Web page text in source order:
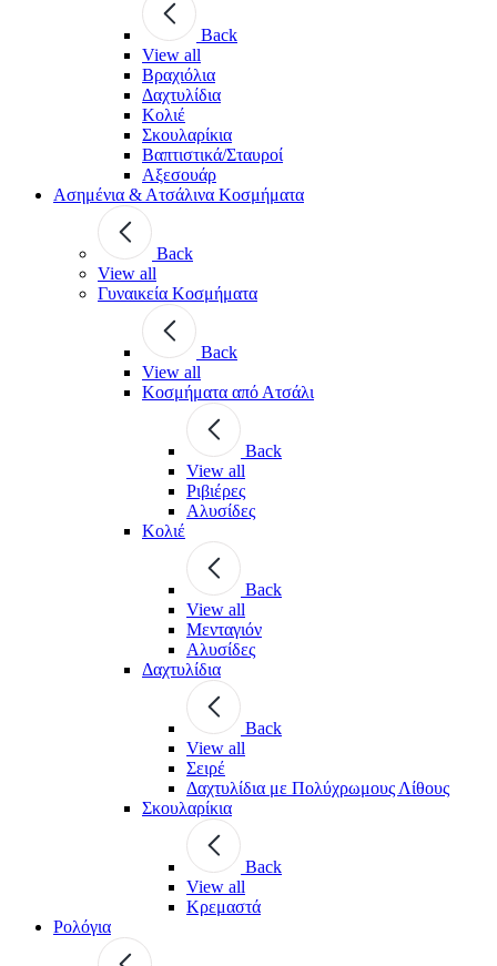
Back
View all
Βραχιόλια
Δαχτυλίδια
Κολιέ
Σκουλαρίκια
Βαπτιστικά/Σταυροί
Αξεσουάρ
Ασημένια & Ατσάλινα Κοσμήματα
Back
View all
Γυναικεία Κοσμήματα
Back
View all
Κοσμήματα από Ατσάλι
Back
View all
Ριβιέρες
Αλυσίδες
Κολιέ
Back
View all
Μενταγιόν
Αλυσίδες
Δαχτυλίδια
Back
View all
Σειρέ
Δαχτυλίδια με Πολύχρωμους Λίθους
Σκουλαρίκια
Back
View all
Κρεμαστά
Ρολόγια